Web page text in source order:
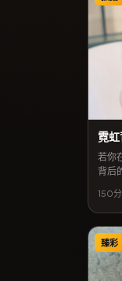
霓
若你
背后
档期
的温
代生
目。
150
臻彩